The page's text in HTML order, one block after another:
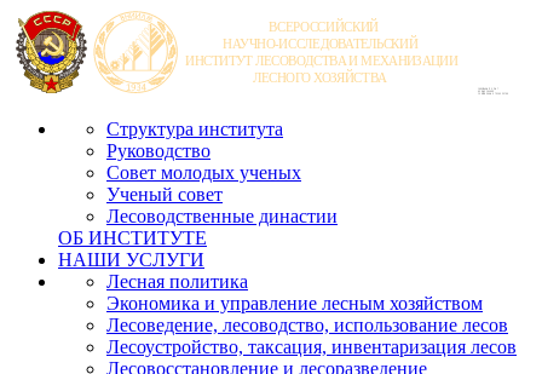
Структура института
Руководство
Совет молодых ученых
Ученый совет
Лесоводственные династии
ОБ ИНСТИТУТЕ
НАШИ УСЛУГИ
Лесная политика
Экономика и управление лесным хозяйством
Лесоведение, лесоводство, использование лесов
Лесоустройство, таксация, инвентаризация лесов
Лесовосстановление и лесоразведение